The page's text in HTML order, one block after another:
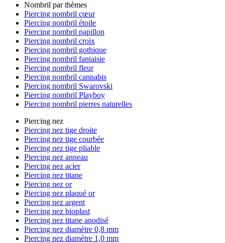
Nombril par thèmes
Piercing nombril cœur
Piercing nombril étoile
Piercing nombril papillon
Piercing nombril croix
Piercing nombril gothique
Piercing nombril fantaisie
Piercing nombril fleur
Piercing nombril cannabis
Piercing nombril Swarovski
Piercing nombril Playboy
Piercing nombril pierres naturelles
Piercing nez
Piercing nez tige droite
Piercing nez tige courbée
Piercing nez tige pliable
Piercing nez anneau
Piercing nez acier
Piercing nez titane
Piercing nez or
Piercing nez plaqué or
Piercing nez argent
Piercing nez bioplast
Piercing nez titane anodisé
Piercing nez diamètre 0,8 mm
Piercing nez diamètre 1,0 mm